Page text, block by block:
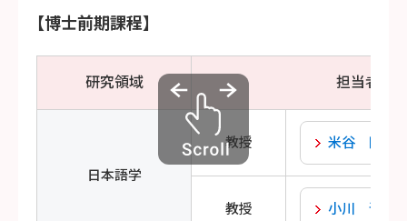
【博士前期課程】
研究領域 担当者
日本語学
教授 米谷 隆史
教授 小川 晋史